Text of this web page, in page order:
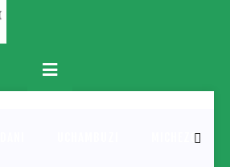
Primary
Menu
MICHEZO